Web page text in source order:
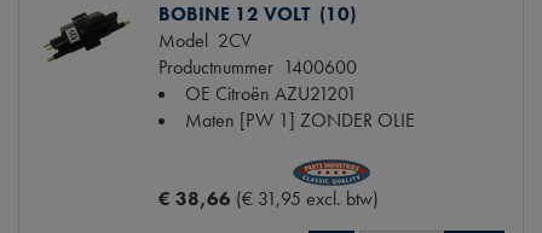
BOBINE 12 VOLT (10)
Model 2CV
Productnummer 1400600
OE Citroën AZU21201
Maten [PW 1] ZONDER OLIE
€ 38,66 (€ 31,95 excl. btw)